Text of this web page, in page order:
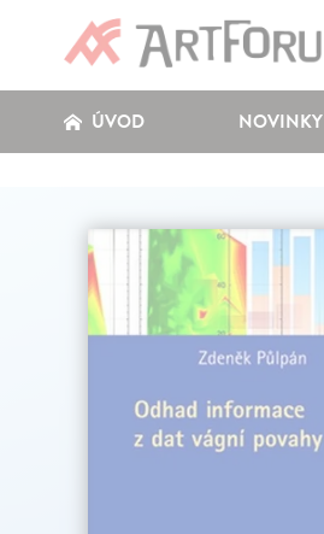
ÚVOD NOVINKY